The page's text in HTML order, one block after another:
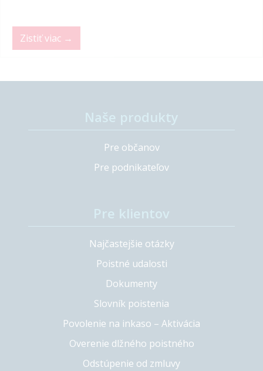
Zistiť viac →
Pre občanov
Pre podnikateľov
Najčastejšie otázky
Poistné udalosti
Dokumenty
Slovník poistenia
Povolenie na inkaso – Aktivácia
Overenie dlžného poistného
Odstúpenie od zmluvy